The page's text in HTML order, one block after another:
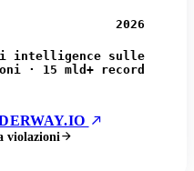
2026
intelligence sulle
· 15 mld+ record
violazioni